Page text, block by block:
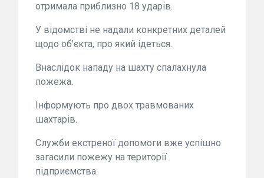
отримала приблизно 18 ударів.
У відомстві не надали конкретних деталей
щодо об'єкта, про який ідеться.
Внаслідок нападу на шахту спалахнула
пожежа.
Інформують про двох травмованих
шахтарів.
Служби екстреної допомоги вже успішно
загасили пожежу на території
підприємства.